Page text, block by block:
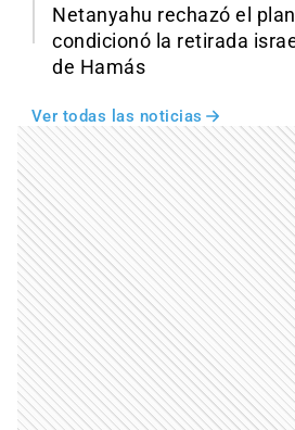
Netanyahu rechazó el
condicionó la retirada
de Hamás
Ver todas las noticias